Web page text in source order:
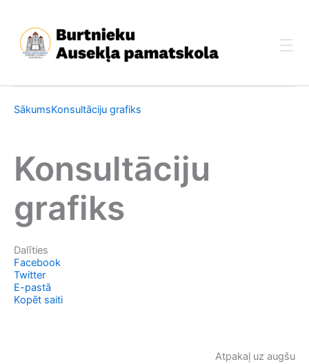
content
SākumsKonsultāciju grafiks
Konsultāciju
grafiks
Dalīties
Facebook
Twitter
E-pastā
Kopēt saiti
Atpakaļ uz augšu